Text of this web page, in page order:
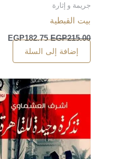
جريمة و إثارة
بيت القبطية
EGP215.00
EGP182.75
إضافة إلى السلة